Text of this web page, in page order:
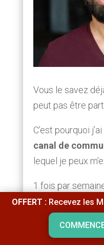
Vous le savez
peut pas être
C’est pourquoi
canal de
lequel je peux
1 fois par
un email
partage mes «
Je parle sans
OFFERT :Recevez les